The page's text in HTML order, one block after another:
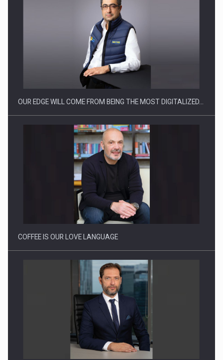
Producatorii si comerciantii care nu se supun noilor
Proteinmaxxing and the Future of Protein Demand
OUR EDGE WILL COME FROM BEING THE MOST DIGITALIZED…
COFFEE IS OUR LOVE LANGUAGE